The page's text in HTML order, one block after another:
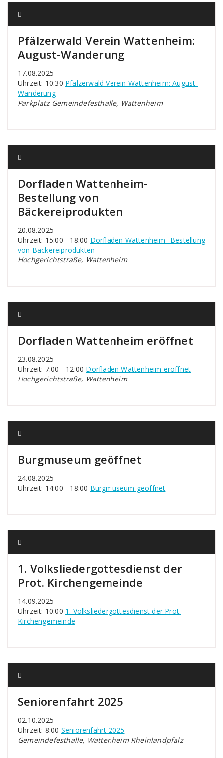
Pfälzerwald Verein Wattenheim:
August-Wanderung
17.08.2025
Uhrzeit: 10:30 Pfälzerwald Verein Wattenheim: August-
Wanderung
Parkplatz Gemeindefesthalle, Wattenheim
Dorfladen Wattenheim-
Bestellung von
Bäckereiprodukten
20.08.2025
Uhrzeit: 15:00 - 18:00 Dorfladen Wattenheim- Bestellung
von Bäckereiprodukten
Hochgerichtstraße, Wattenheim
Dorfladen Wattenheim eröffnet
23.08.2025
Uhrzeit: 7:00 - 12:00 Dorfladen Wattenheim eröffnet
Hochgerichtstraße, Wattenheim
Burgmuseum geöffnet
24.08.2025
Uhrzeit: 14:00 - 18:00 Burgmuseum geöffnet
1. Volksliedergottesdienst der
Prot. Kirchengemeinde
14.09.2025
Uhrzeit: 10:00 1. Volksliedergottesdienst der Prot.
Kirchengemeinde
Seniorenfahrt 2025
02.10.2025
Uhrzeit: 8:00 Seniorenfahrt 2025
Gemeindefesthalle, Wattenheim Rheinlandpfalz